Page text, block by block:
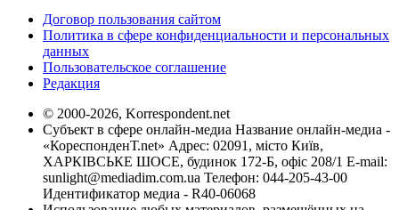
Договор пользования сайтом
Политика в сфере конфиденциальности и персональных
данных
Пользовательское соглашение
Редакция
© 2000-2026, Korrespondent.net
Субъект в сфере онлайн-медиа Название онлайн-медиа -
«КореспонденТ.net» Адрес: 02091, місто Київ,
ХАРКІВСЬКЕ ШОСЕ, будинок 172-Б, офіс 208/1 E-mail:
sunlight@mediadim.com.ua Телефон: 044-205-43-00
Идентификатор медиа - R40-06068